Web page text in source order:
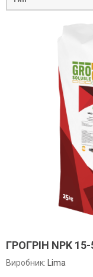
ГРОГРІН NPK 15-
Виробник:
Lima